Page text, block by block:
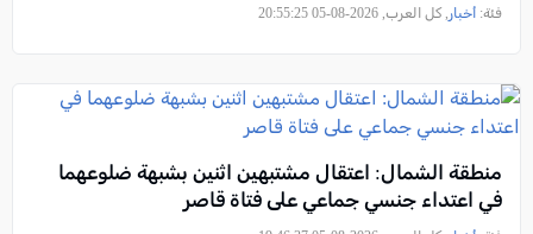
فئة: أخبار , كل العرب, 2026-08-05 20:55:25
منطقة الشمال: اعتقال مشتبهين اثنين بشبهة ضلوعهما
في اعتداء جنسي جماعي على فتاة قاصر